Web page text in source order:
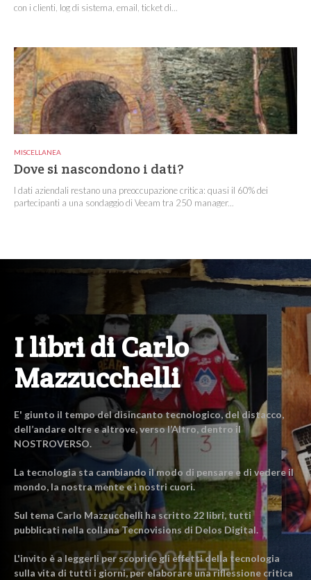
con i clienti, log di sistema, email, ticket di...
MISCELLANEA
Dove si nascondono i dati?
I dati aziendali restano una preoccupazione critica: quasi il 60% dei
partecipanti a una sondaggio di Veeam tra 250 manager...
I libri di Carlo
Mazzucchelli
E' giunto il tempo del disincanto tecnologico, del distacco,
dell’andare oltre e altrove, verso l’Altro, dentro il
NOSTROVERSO.
La tecnologia sta cambiando il modo di pensare e di vedere il
mondo, la nostra mente e i nostri cuori.
Sul tema Carlo Mazzucchelli ha scritto 22 libri, tutti
pubblicati nella collana Tecnovisions di Delos Digital.
L'invito è a leggerli per scoprire gli effetti della tecnologia
sulla vita di tutti i giorni, per elaborare una riflessione critica